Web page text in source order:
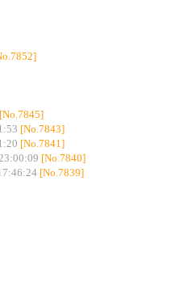
[No.7845]
[No.7843]
[No.7841]
[No.7840]
[No.7839]